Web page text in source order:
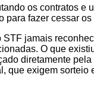
os contratos e
fazer cessar
jamais
O que
diretamente
que exigem